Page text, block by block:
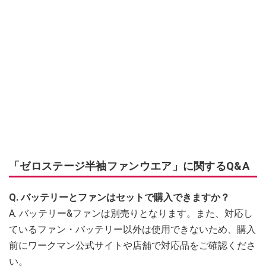
「ゼロステージ半袖ファンウエア」に関するQ&A
Q. バッテリーとファンはセットで購入できますか？
A. バッテリー&ファンは別売りとなります。また、対応し
ているファン・バッテリー以外は使用できないため、購入
前にワークマン公式サイトや店舗で対応品をご確認くださ
い。